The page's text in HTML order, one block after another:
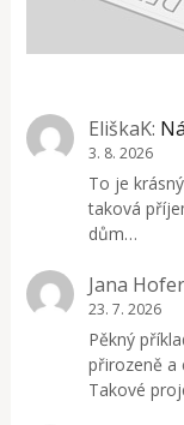
EliškaK:
3. 8. 2026
To je
taková
dům…
Jana
23. 7. 2026
Pěkný
přirozeně a
Takové